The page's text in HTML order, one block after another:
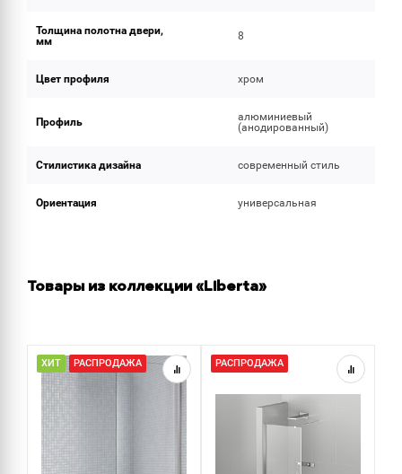
Толщина полотна двери,
мм
8
Цвет профиля хром
Профиль
алюминиевый
(анодированный)
Стилистика дизайна современный стиль
Ориентация универсальная
Товары из коллекции «Liberta»
ХИТ РАСПРОДАЖА РАСПРОДАЖА